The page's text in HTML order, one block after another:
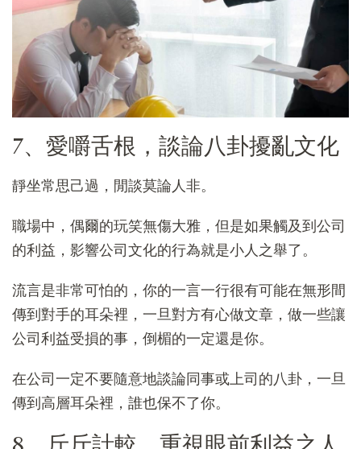
7、愛嚼舌根，談論八卦擾亂文化
靜坐常思己過，閒談莫論人非。
職場中，偶爾的玩笑無傷大雅，但是如果觸及到公司
的利益，影響公司文化的行為就是小人之舉了。
流言是非常可怕的，你的一言一行很有可能在無形間
傳到對手的耳朵裡，一旦對方有心做文章，做一些讓
公司利益受損的事，倒楣的一定還是你。
在公司一定不要隨意地談論同事或上司的八卦，一旦
傳到高層耳朵裡，誰也保不了你。